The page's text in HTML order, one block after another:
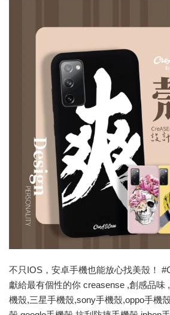
不只IOS，安卓手機也能放心找美殼！
獻給最有個性的你 creasense ,創感品味
機殼,三星手機殼,sony手機殼,oppo手機